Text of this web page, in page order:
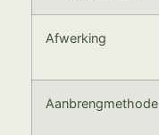
Afwerking
Aanbrengmethode